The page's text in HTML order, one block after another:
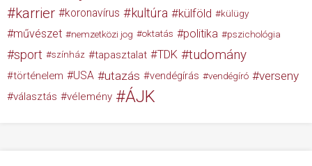
karrier koronavírus kultúra külföld külügy
művészet nemzetközi jog oktatás politika pszichológia
sport színház tapasztalat TDK tudomány
történelem USA utazás vendégírás vendégíró verseny
választás vélemény ÁJK